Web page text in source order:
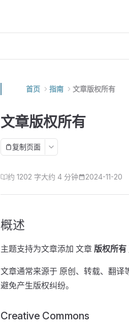
首页 指南 文章版权所有
文章版权所有
复制页面
约 1202 字大约 4 分钟 2024-11-20
概述
主题支持为文章添加 文章 版权所有
文章通常来源于 原创、转载、翻译
避免产生版权纠纷。
Creative Commons